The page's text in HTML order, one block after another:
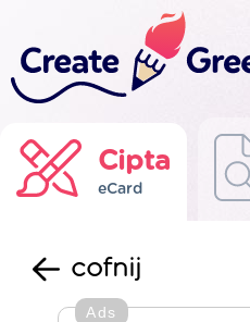
Cipta
eCard
cofnij
Ads